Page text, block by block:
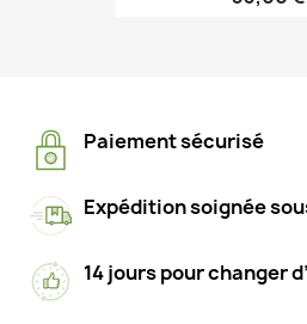
Paiement sécurisé
Expédition soignée
14 jours pour changer